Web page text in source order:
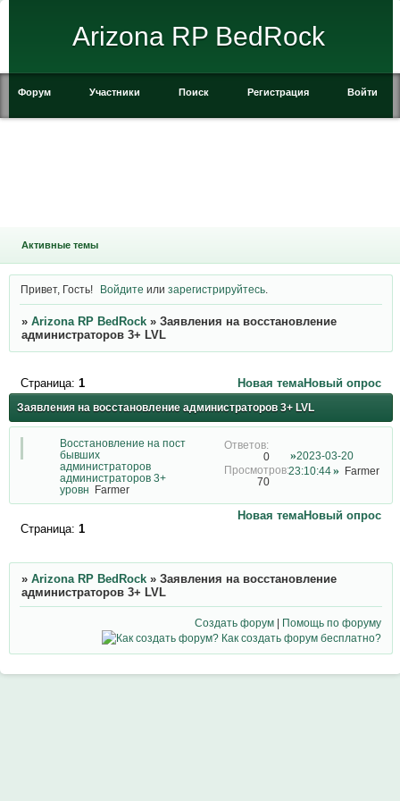
Arizona RP BedRock
Форум Участники Поиск Регистрация Войти
Активные темы
Привет, Гость! Войдите илизарегистрируйтесь
» Arizona RP BedRock » Заявления на восстановление
администраторов 3+ LVL
Заявления на восстановление администраторов 3+ LVL
Страница: 1 Новая темаНовый опрос
Восстановление на пост
бывших
администраторов
администраторов 3+
уровн
Farmer
0
70
2023-03-20
23:10:44
Farmer
Новая темаНовый опрос
Страница: 1
» Arizona RP BedRock » Заявления на восстановление
администраторов 3+ LVL
Создать форум | Помощь по форуму